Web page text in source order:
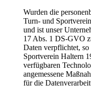
Wurden die
Turn- und
und ist unser
17 Abs. 1 DS-GVO
Daten verpflichtet,
Sportverein Haltern
verfügbaren
angemessene
für die